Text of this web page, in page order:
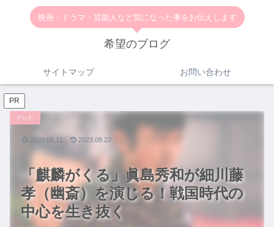
映画・ドラマ・芸能人など気になった事をお伝えします
希望のブログ
サイトマップ お問い合わせ
PR
「麒麟がくる」眞島秀和が細川藤
孝（幽斎）を演じる！戦国時代の
中心を生き抜く
テレビ
2020.05.11 2023.09.22